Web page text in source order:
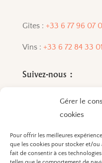
Gérer le
cookies
Pour offrir les meilleures
que les cookies pour stocker et/ou
fait de consentir à ces
Gîtes : +33 6 77 96 07
Vins : +33 6 72 84 33 01
Suivez-nous :
L’ABUS